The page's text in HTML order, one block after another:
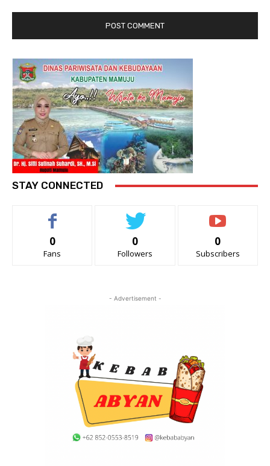
STAY CONNECTED
0
Fans
0
Followers
0
Subscribers
- Advertisement -